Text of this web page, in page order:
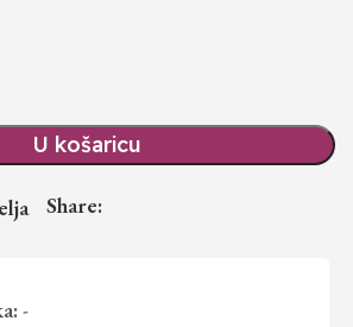
U košaricu
Share:
-